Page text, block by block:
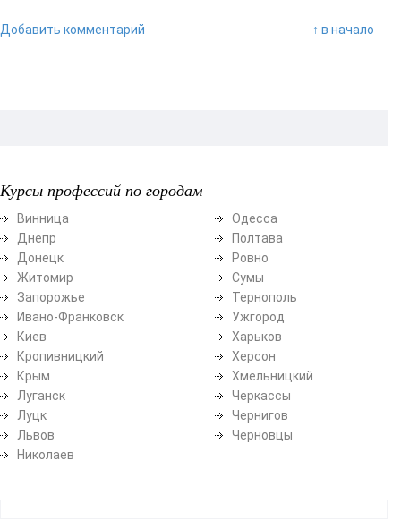
Добавить комментарий ↑ в начало
Курсы профессий по городам
Винница
Днепр
Донецк
Житомир
Запорожье
Ивано-Франковск
Киев
Кропивницкий
Крым
Луганск
Луцк
Львов
Николаев
Одесса
Полтава
Ровно
Сумы
Тернополь
Ужгород
Харьков
Херсон
Хмельницкий
Черкассы
Чернигов
Черновцы